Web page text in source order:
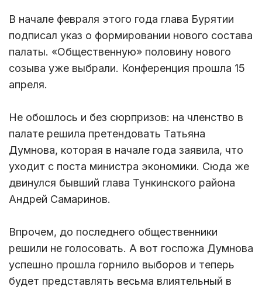
В начале февраля этого года глава Бурятии
подписал указ о формировании нового состава
палаты. «Общественную» половину нового
созыва уже выбрали. Конференция прошла 15
апреля.
Не обошлось и без сюрпризов: на членство в
палате решила претендовать Татьяна
Думнова, которая в начале года заявила, что
уходит с поста министра экономики. Сюда же
двинулся бывший глава Тункинского района
Андрей Самаринов.
Впрочем, до последнего общественники
решили не голосовать. А вот госпожа Думнова
успешно прошла горнило выборов и теперь
будет представлять весьма влиятельный в